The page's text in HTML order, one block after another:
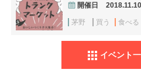
開催日 2018.11.10
茅野 買う 食べる
イベント